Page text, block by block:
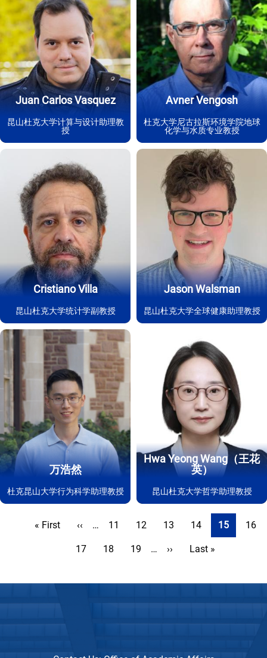
Juan Carlos Vasquez
昆山杜克大学计算与设计助理教
授
Avner Vengosh
杜克大学尼古拉斯环境学院地球
化学与水质专业教授
Cristiano Villa
昆山杜克大学统计学副教授
Jason Walsman
昆山杜克大学全球健康助理教授
万浩然
杜克昆山大学行为科学助理教授
Hwa Yeong Wang（王花
英）
昆山杜克大学哲学助理教授
首
« First
前
‹‹ …
页
11
页
12
页
13
页
14
当
15
页
16
页
17
页
18
页
19 …
下
页
››
末
Last »